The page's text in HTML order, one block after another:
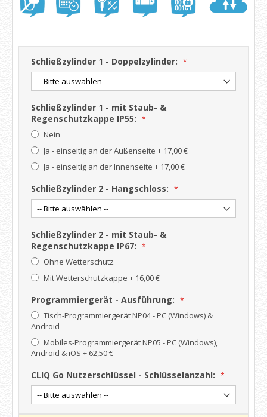
Schließzylinder 1 - Doppelzylinder:
Schließzylinder 1 - mit Staub- &
Regenschutzkappe IP55:
Nein
Ja - einseitig an der Außenseite + 17,00 €
Ja - einseitig an der Innenseite + 17,00 €
Schließzylinder 2 - Hangschloss:
Schließzylinder 2 - mit Staub- &
Regenschutzkappe IP67:
Ohne Wetterschutz
Mit Wetterschutzkappe + 16,00 €
Programmiergerät - Ausführung:
Tisch-Programmiergerät NP04 - PC (Windows) &
Android
Mobiles-Programmiergerät NP05 - PC (Windows),
Android & iOS + 62,50 €
CLIQ Go Nutzerschlüssel - Schlüsselanzahl: